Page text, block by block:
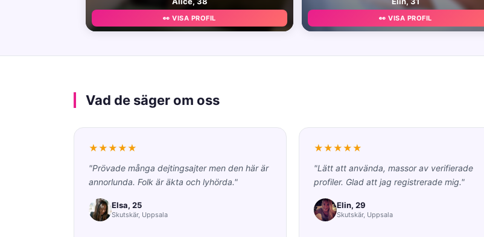
👀 VISA PROFIL 👀 VISA PROFIL
Vad de säger om oss
★★★★★
"Prövade många dejtingsajter men den här är
annorlunda. Folk är äkta och lyhörda."
Elsa, 25
Skutskär, Uppsala
★★★★★
"Lätt att använda, massor av verifierade
profiler. Glad att jag registrerade mig."
Elin, 29
Skutskär, Uppsala